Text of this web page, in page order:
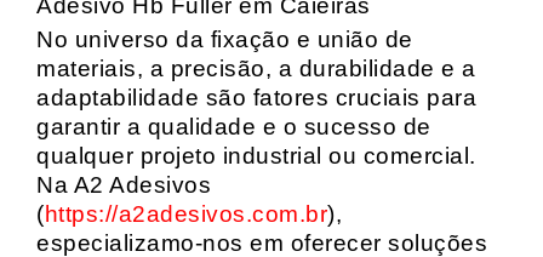
Adesivo Hb Fuller em Caieiras
No universo da fixação e união de
materiais, a precisão, a durabilidade e a
adaptabilidade são fatores cruciais para
garantir a qualidade e o sucesso de
qualquer projeto industrial ou comercial.
Na A2 Adesivos
(https://a2adesivos.com.br),
especializamo-nos em oferecer soluções